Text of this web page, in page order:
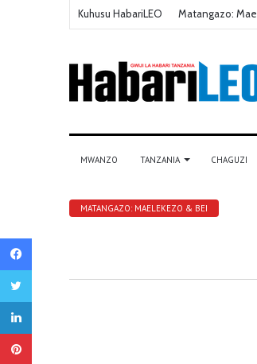
Kuhusu HabariLEO Matangazo:
MWANZO TANZANIA CHAGUZI
MATANGAZO: MAELEKEZO & BEI